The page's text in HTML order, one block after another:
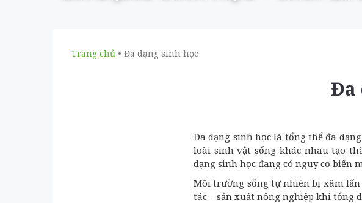
Trang chủ • Đa dạng sinh học
Đa
Đa dạng sinh học là tổng thể đa
loài sinh vật sống khác nhau tạo
dạng sinh học đang có nguy cơ biến
Môi trường sống tự nhiên bị xâm
tác – sản xuất nông nghiệp khi tổng